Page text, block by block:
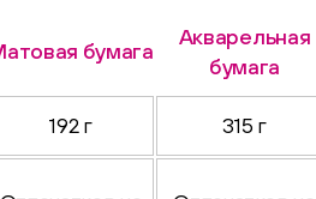
бумага
Акварельная
бумага
192 г 315 г